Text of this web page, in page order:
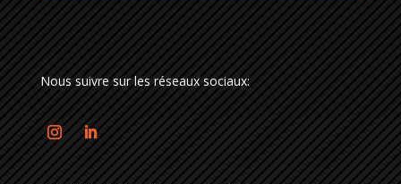
Nous suivre sur les réseaux sociaux: